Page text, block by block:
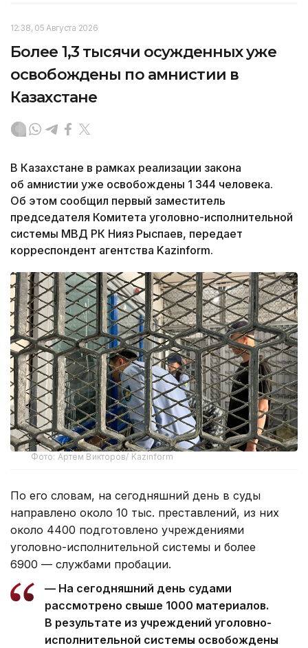
12:38, 05 Августа 2026
Более 1,3 тысячи осужденных уже
освобождены по амнистии в
Казахстане
В Казахстане в рамках реализации закона
об амнистии уже освобождены 1 344 человека.
Об этом сообщил первый заместитель
председателя Комитета уголовно-исполнительной
системы МВД РК Нияз Рыспаев, передает
корреспондент агентства Kazinform.
Фото: Артем Викторов/ Kazinform
По его словам, на сегодняшний день в суды
направлено около 10 тыс. преставлений, из них
около 4400 подготовлено учреждениями
уголовно-исполнительной системы и более
6900 — службами пробации.
— На сегодняшний день судами
рассмотрено свыше 1000 материалов.
В результате из учреждений уголовно-
исполнительной системы освобождены